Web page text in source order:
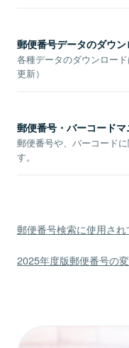
郵便番号データのダウン
各種データのダウンロー
更新）
郵便番号・バーコード
郵便番号や、バーコード
す。
郵便番号検索に使用さ
2025年度版郵便番号の